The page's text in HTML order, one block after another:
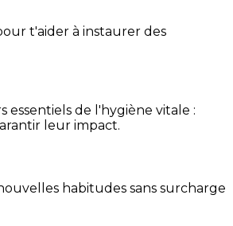
t'aider à instaurer des
de l'hygiène vitale :
leur impact.
habitudes sans surcharge